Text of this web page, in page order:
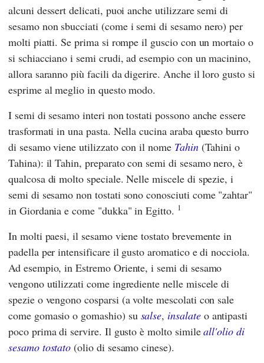
alcuni dessert delicati, puoi anche utilizzare semi di
sesamo non sbucciati (come i semi di sesamo nero) per
molti piatti. Se prima si rompe il guscio con un mortaio o
si schiacciano i semi crudi, ad esempio con un macinino,
allora saranno più facili da digerire. Anche il loro gusto si
esprime al meglio in questo modo.
I semi di sesamo interi non tostati possono anche essere
trasformati in una pasta. Nella cucina araba questo burro
di sesamo viene utilizzato con il nome Tahin(Tahini o
Tahina): il Tahin, preparato con semi di sesamo nero, è
qualcosa di molto speciale. Nelle miscele di spezie, i
semi di sesamo non tostati sono conosciuti come "zahtar"
in Giordania e come "dukka" in Egitto. 1
In molti paesi, il sesamo viene tostato brevemente in
padella per intensificare il gusto aromatico e di nocciola.
Ad esempio, in Estremo Oriente, i semi di sesamo
vengono utilizzati come ingrediente nelle miscele di
spezie o vengono cosparsi (a volte mescolati con sale
come gomasio o gomashio) su salse, insalateo antipasti
poco prima di servire. Il gusto è molto simileall'olio di
sesamo tostato (olio di sesamo cinese).